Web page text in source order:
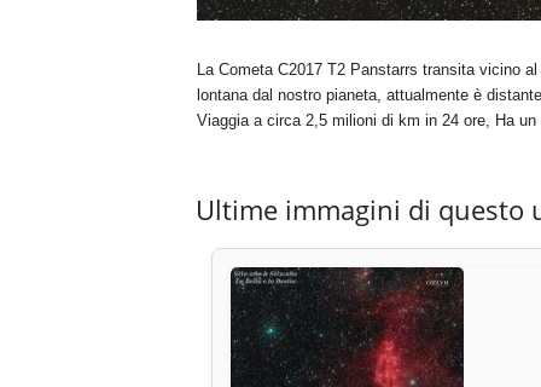
La Cometa C2017 T2 Panstarrs transita vicino
lontana dal nostro pianeta, attualmente è
Viaggia a circa 2,5 milioni di km in 24 ore, Ha
Ultime immagini di questo